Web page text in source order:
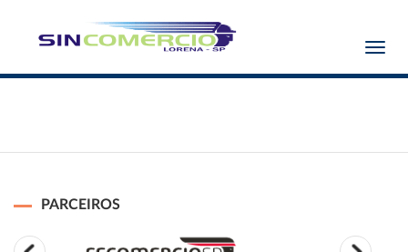
PARCEIROS